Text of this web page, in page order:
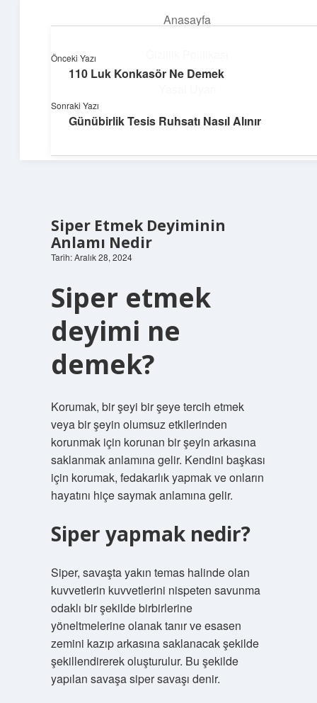
Anasayfa
Hakkımızda
Hızlı hikayelerle gününü şenlendir!
Siper Etmek Deyiminin
Anlamı Nedir
Tarih: Aralık 28, 2024
Siper etmek
deyimi ne
demek?
Korumak, bir şeyi bir şeye tercih etmek
veya bir şeyin olumsuz etkilerinden
korunmak için korunan bir şeyin arkasına
saklanmak anlamına gelir. Kendini başkası
için korumak, fedakarlık yapmak ve onların
hayatını hiçe saymak anlamına gelir.
Siper yapmak nedir?
Siper, savaşta yakın temas halinde olan
kuvvetlerin kuvvetlerini nispeten savunma
odaklı bir şekilde birbirlerine
yöneltmelerine olanak tanır ve esasen
zemini kazıp arkasına saklanacak şekilde
şekillendirerek oluşturulur. Bu şekilde
yapılan savaşa siper savaşı denir.
Önceki Yazı
110 Luk Konkasör Ne Demek
Sonraki Yazı
Günübirlik Tesis Ruhsatı Nasıl Alınır